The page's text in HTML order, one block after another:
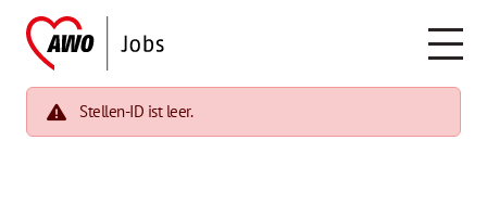
Stellen-ID ist leer.